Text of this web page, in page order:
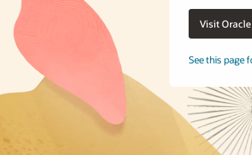
Visit
See this page